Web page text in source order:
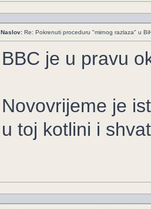
Naslov: Re: Pokrenuti proceduru "mirnog razlaza" u
BBC je u pravu
Novovrijeme je
u toj kotlini i